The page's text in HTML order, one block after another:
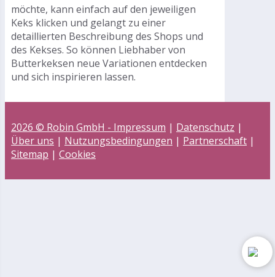
möchte, kann einfach auf den jeweiligen
Keks klicken und gelangt zu einer
detaillierten Beschreibung des Shops und
des Kekses. So können Liebhaber von
Butterkeksen neue Variationen entdecken
und sich inspirieren lassen.
2026 © Robin GmbH - Impressum | Datenschutz |
Über uns | Nutzungsbedingungen | Partnerschaft |
Sitemap | Cookies